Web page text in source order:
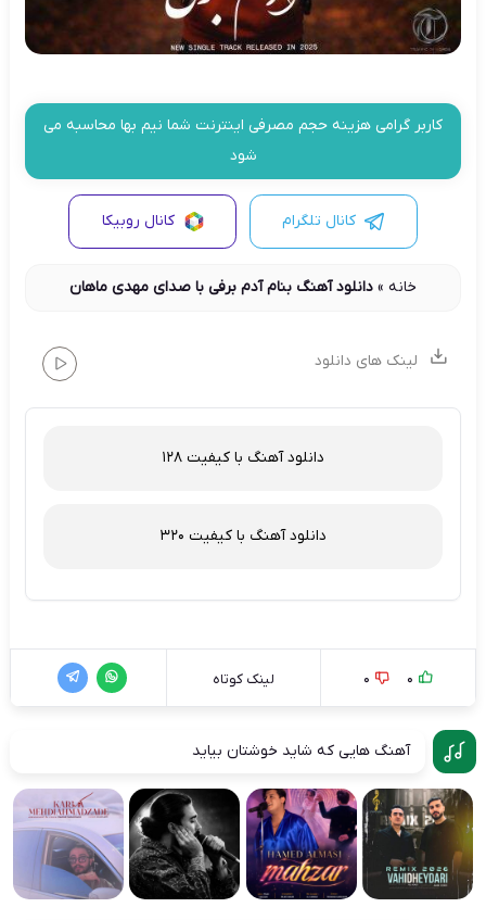
کاربر گرامی هزینه حجم مصرفی اینترنت شما نیم بها محاسبه می
شود
کانال تلگرام کانال روبیکا
خانه» دانلود آهنگ بنام آدم برفی با صدای مهدی ماهان
لینک های دانلود
دانلود آهنگ با کیفیت 128
دانلود آهنگ با کیفیت 320
0
0 لینک کوتاه
آهنگ هایی که شاید خوشتان بیاید